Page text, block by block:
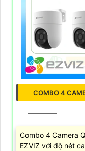
COMBO 4
Combo 4 Camera
EZVIZ với độ nét